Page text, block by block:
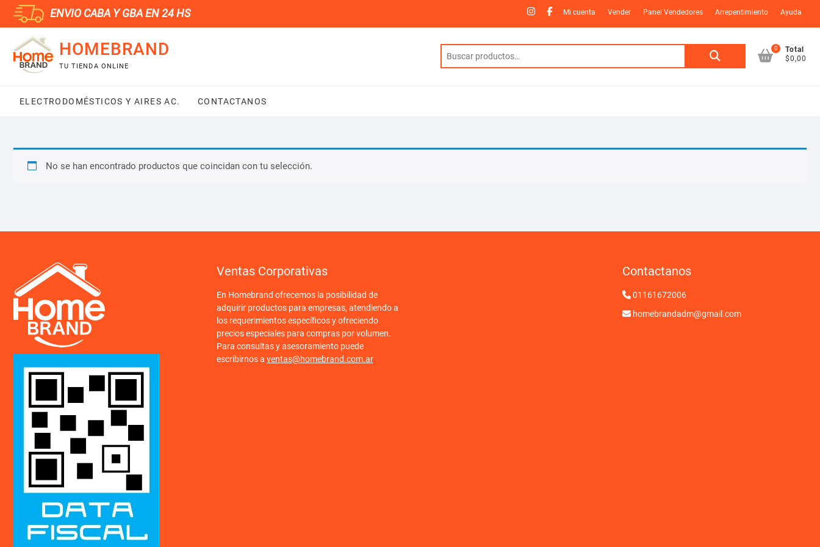
Saltar
contenido
ENVIO CABA Y GBA EN 24 HS Instagram
Facebook
Mi cuenta Vender Panel Vendedores Arrepentimiento Ayuda
HOMEBRAND
TU TIENDA ONLINE
Buscar
0
Total
$0,00
ELECTRODOMÉSTICOS Y AIRES AC. CONTACTANOS
No se han encontrado productos que coincidan con tu selección.
Ventas Corporativas
En Homebrand ofrecemos la posibilidad de
adquirir productos para empresas, atendiendo a
los requerimientos específicos y ofreciendo
precios especiales para compras por volumen.
Para consultas y asesoramiento puede
escribirnos a ventas@homebrand.com.ar
Contactanos
01161672006
homebrandadm@gmail.com